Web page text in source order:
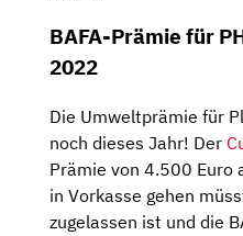
BAFA-Prämie für
2022
Die Umweltprämie für
noch dieses Jahr! Der
Prämie von 4.500 Euro
in Vorkasse gehen
zugelassen ist und die